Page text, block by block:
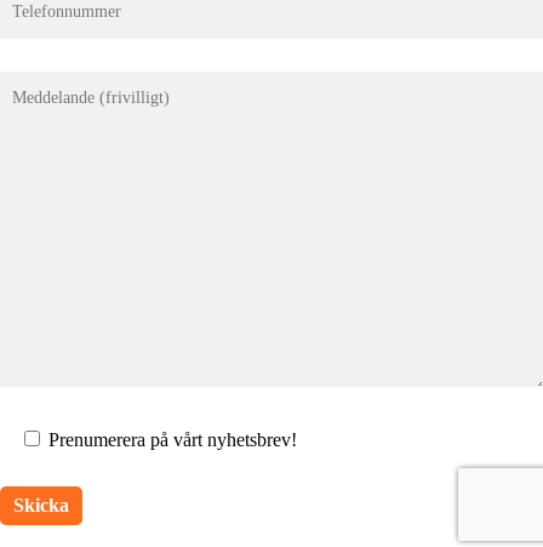
Prenumerera på vårt nyhetsbrev!